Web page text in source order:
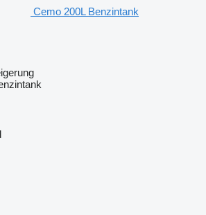
Cemo 200L Benzintank